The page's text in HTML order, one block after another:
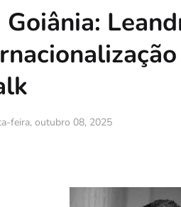
Goiânia:
feira, outubro 08, 2025